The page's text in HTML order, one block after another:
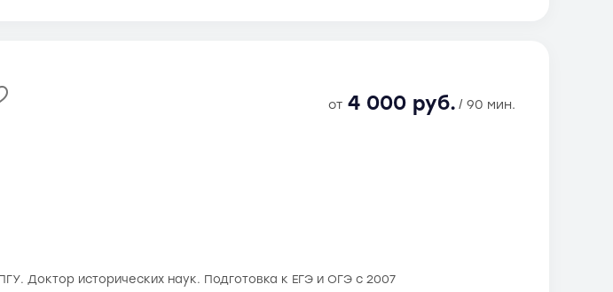
от 4 000 руб. / 90 мин.
Доктор исторических наук. Подготовка к ЕГЭ и ОГЭ с 2007